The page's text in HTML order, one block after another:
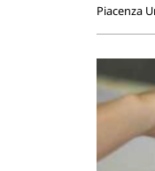
Piacenza